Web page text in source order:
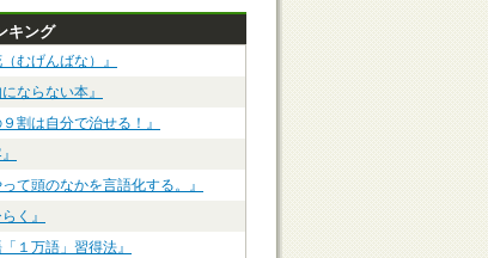
キング
（むげんばな）』
にならない本』
９割は自分で治せる！』
って頭のなかを言語化する。』
く』
「１万語」習得法』